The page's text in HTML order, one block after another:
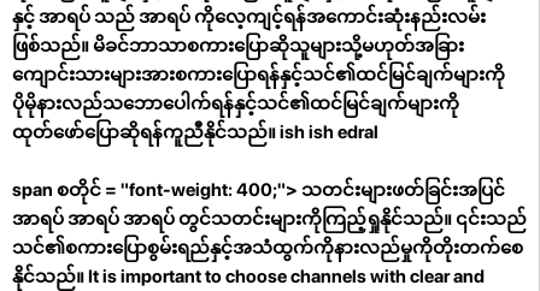
နှင့် အာရပ် သည် အာရပ် ကိုလေ့ကျင့်ရန်အကောင်းဆုံးနည်းလမ်း
ဖြစ်သည်။ မိခင်ဘာသာစကားပြောဆိုသူများသို့မဟုတ်အခြား
ကျောင်းသားများအားစကားပြောရန်နှင့်သင်၏ထင်မြင်ချက်များကို
ပိုမိုနားလည်သဘောပေါက်ရန်နှင့်သင်၏ထင်မြင်ချက်များကို
ထုတ်ဖော်ပြောဆိုရန်ကူညီနိုင်သည်။ish ish edral
span စတိုင် = "font-weight: 400;"> သတင်းများဖတ်ခြင်းအပြင်
အာရပ် အာရပ် အာရပ် တွင်သတင်းများကိုကြည့်ရှုနိုင်သည်။ ၎င်းသည်
သင်၏စကားပြောစွမ်းရည်နှင့်အသံထွက်ကိုနားလည်မှုကိုတိုးတက်စေ
နိုင်သည်။ It is important to choose channels with clear and